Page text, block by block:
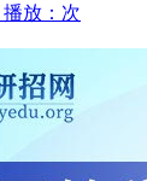
播放：次